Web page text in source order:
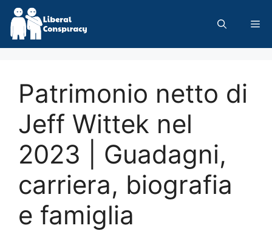
Skip
content
Patrimonio netto di
Jeff Wittek nel
2023 | Guadagni,
carriera, biografia
e famiglia